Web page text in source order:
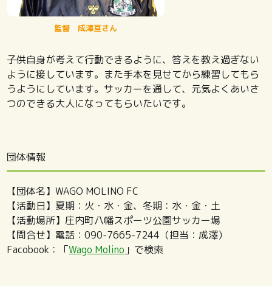
監督 成澤亘さん
子供自身が考えて行動できるように、答えを教え過ぎない
ように接しています。また手本を見せてから練習してもら
うようにしています。サッカーを通して、元気よくあいさ
つのできる大人になってもらいたいです。
団体情報
【団体名】WAGO MOLINO FC
【活動日】夏期：火・水・金、冬期：水・金・土
【活動場所】庄内町八幡スポーツ公園サッカー場
【問合せ】電話：090-7665-7244（担当：成澤）
Facobook：「Wago Molino 」で検索